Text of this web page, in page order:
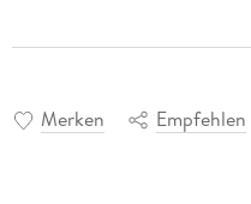
Merken Empfehlen